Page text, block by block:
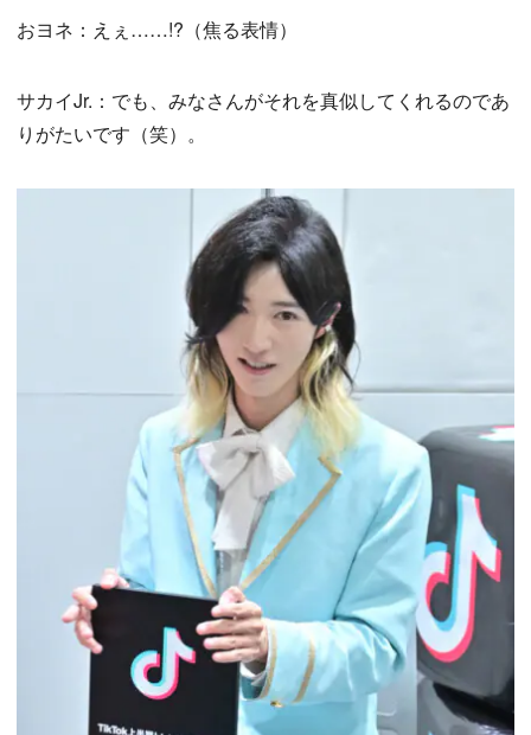
おヨネ：えぇ……!?（焦る表情）
サカイJr.：でも、みなさんがそれを真似してくれるのであ
りがたいです（笑）。